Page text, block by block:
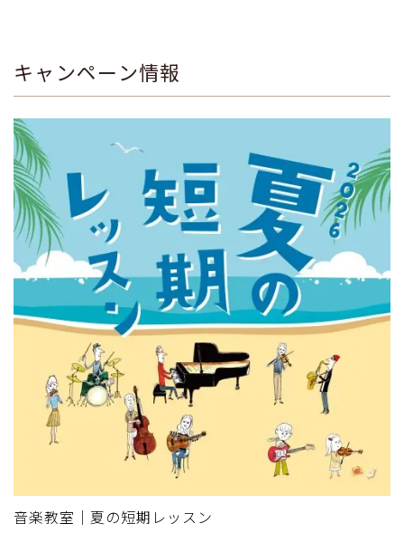
キャンペーン情報
音楽教室｜夏の短期レッスン